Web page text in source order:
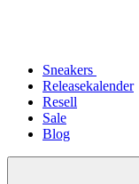
Sneakers
Releasekalender
Resell
Sale
Blog